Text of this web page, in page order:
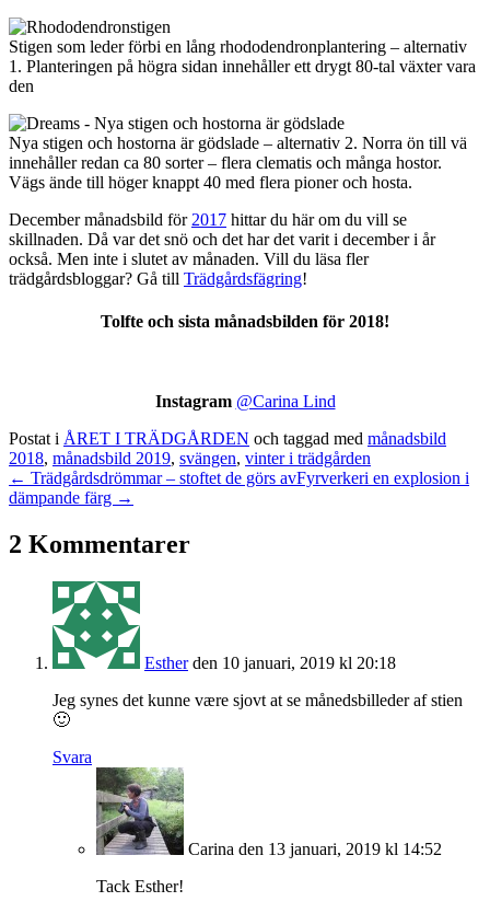
Stigen som leder förbi en lång rhododendronplantering – alternativ
1. Planteringen på högra sidan innehåller ett drygt 80-tal växter vara
den
Nya stigen och hostorna är gödslade – alternativ 2. Norra ön till vä
innehåller redan ca 80 sorter – flera clematis och många hostor.
Vägs ände till höger knappt 40 med flera pioner och hosta.
December månadsbild för 2017 hittar du här om du vill se
skillnaden. Då var det snö och det har det varit i december i år
också. Men inte i slutet av månaden. Vill du läsa fler
trädgårdsbloggar? Gå till Trädgårdsfägring!
Tolfte och sista månadsbilden för 2018!
Instagram @Carina Lind
Postat i ÅRET I TRÄDGÅRDEN och taggad med månadsbild
2018, månadsbild 2019, svängen, vinter i trädgården
← Trädgårdsdrömmar – stoftet de görs avFyrverkeri en explosion i
dämpande färg →
2 Kommentarer
Esther den 10 januari, 2019 kl 20:18
Jeg synes det kunne være sjovt at se månedsbilleder af stien
🙂
Svara
Carina den 13 januari, 2019 kl 14:52
Tack Esther!